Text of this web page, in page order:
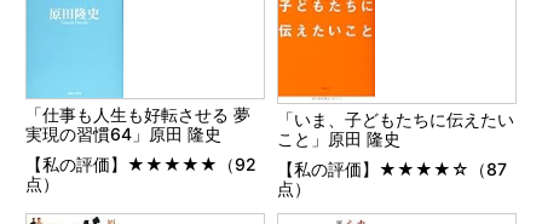
「仕事も人生も好転させる 夢
実現の習慣64」原田 隆史
【私の評価】★★★★★（92
点）
「いま、子どもたちに伝えたい
こと」原田 隆史
【私の評価】★★★★☆（87
点）